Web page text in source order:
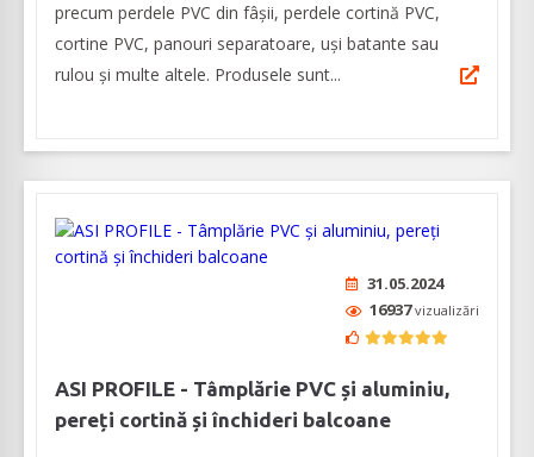
precum perdele PVC din fâșii, perdele cortină PVC,
cortine PVC, panouri separatoare, uși batante sau
rulou și multe altele. Produsele sunt...
31.05.2024
16937vizualizări
ASI PROFILE - Tâmplărie PVC și aluminiu,
pereți cortină și închideri balcoane